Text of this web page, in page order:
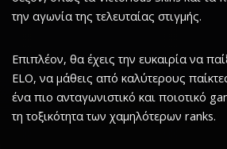
την αγωνία της τελευταίας στιγμής.
Επιπλέον, θα έχεις την ευκαιρία να
ELO, να μάθεις από καλύτερους
ένα πιο ανταγωνιστικό και ποιοτικό
τη τοξικότητα των χαμηλότερων ranks.